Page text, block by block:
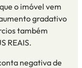
o imóvel vem
gradativo
também
REAIS.
negativade